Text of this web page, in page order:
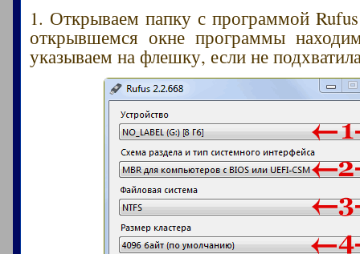
1. Открываем папку с программой
открывшемся окне программы
указываем на флешку, если не